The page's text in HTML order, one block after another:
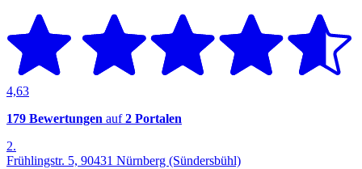
4,63
179 Bewertungen auf2 Portalen
2.
Frühlingstr. 5, 90431 Nürnberg (Sündersbühl)